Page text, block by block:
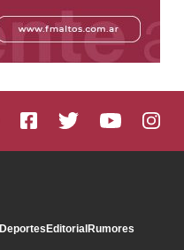
EditorialRumores